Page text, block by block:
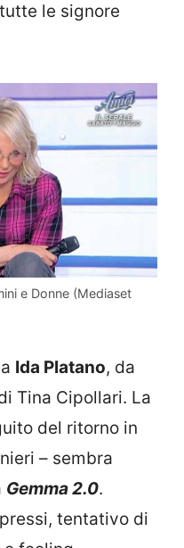
le signore
e Donne (Mediaset
Ida Platano, da
Tina Cipollari. La
del ritorno in
– sembra
Gemma 2.0.
tentativo di